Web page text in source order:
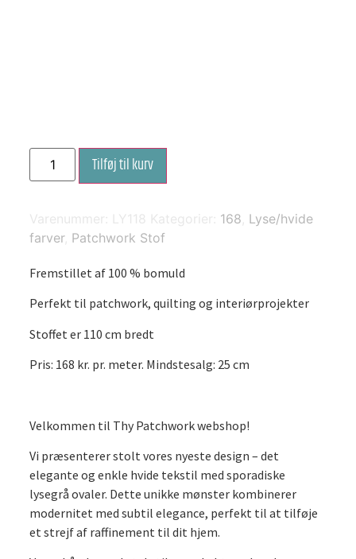
Hvid
med
sporadiske
antal
Tilføj til kurv
Varenummer: LY118 Kategorier: 168 Lyse/hvide
farver, Patchwork Stof
Fremstillet af 100 % bomuld
Perfekt til patchwork, quilting og interiørprojekter
Stoffet er 110 cm bredt
Pris: 168 kr. pr. meter. Mindstesalg: 25 cm
Velkommen til Thy Patchwork webshop!
Vi præsenterer stolt vores nyeste design – det
elegante og enkle hvide tekstil med sporadiske
lysegrå ovaler. Dette unikke mønster kombinerer
modernitet med subtil elegance, perfekt til at tilføje
et strejf af raffinement til dit hjem.